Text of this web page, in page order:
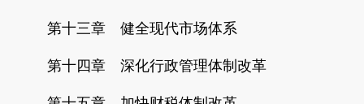
第十三章 健全现代市场体系
第十四章 深化行政管理体制改革